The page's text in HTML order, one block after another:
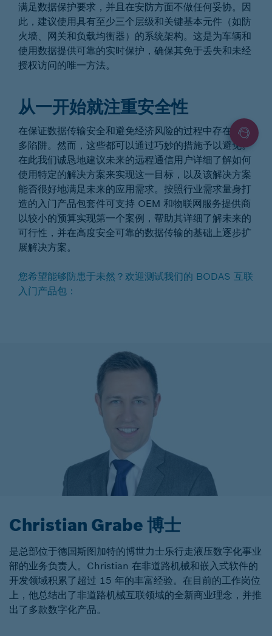
满足数据保护要求，并且在安防方面不做任何妥协。因
此，建议使用具有至少三个层级和关键基本元件（如防
火墙、网关和负载均衡器）的系统架构。这是为车辆和
使用数据提供可靠的实时保护，确保其免于丢失和未经
授权访问的唯一方法。
从一开始就注重安全性
在保证数据传输安全和避免经济风险的过程中存在着许
多陷阱。然而，这些都可以通过巧妙的措施予以避免。
在此我们诚恳地建议未来的远程通信用户详细了解如何
使用特定的解决方案来实现这一目标，以及该解决方案
能否很好地满足未来的应用需求。按照行业需求量身打
造的入门产品包套件可支持 OEM 和物联网服务提供商
以较小的预算实现第一个案例，帮助其详细了解未来的
可行性，并在高度安全可靠的数据传输的基础上逐步扩
展解决方案。
您希望能够防患于未然？欢迎测试我们的 BODAS 互联
入门产品包：
Christian Grabe 博士
是总部位于德国斯图加特的博世力士乐行走液压数字化事业
部的业务负责人。Christian 在非道路机械和嵌入式软件的
开发领域积累了超过 15 年的丰富经验。在目前的工作岗位
上，他总结出了非道路机械互联领域的全新商业理念，并推
出了多款数字化产品。